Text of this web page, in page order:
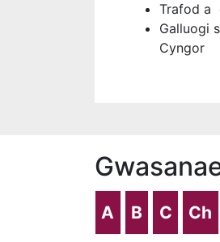
Trafod a
Galluogi
Cyngor
A B C Ch